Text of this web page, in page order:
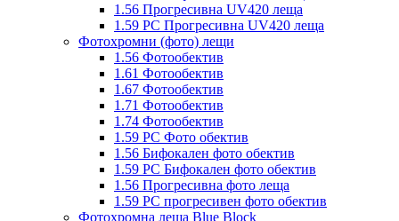
1.56 Прогресивна UV420 леща
1.59 PC Прогресивна UV420 леща
Фотохромни (фото) лещи
1.56 Фотообектив
1.61 Фотообектив
1.67 Фотообектив
1.71 Фотообектив
1.74 Фотообектив
1.59 PC Фото обектив
1.56 Бифокален фото обектив
1.59 PC Бифокален фото обектив
1.56 Прогресивна фото леща
1.59 PC прогресивен фото обектив
Фотохромна леща Blue Block